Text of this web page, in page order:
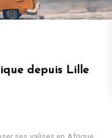
tendances, contextes et